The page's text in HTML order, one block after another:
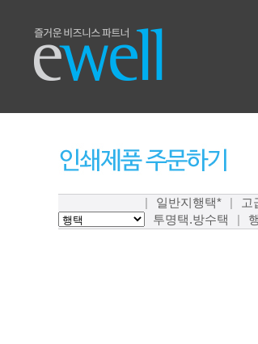
일반지행택* 고
투명택.방수택